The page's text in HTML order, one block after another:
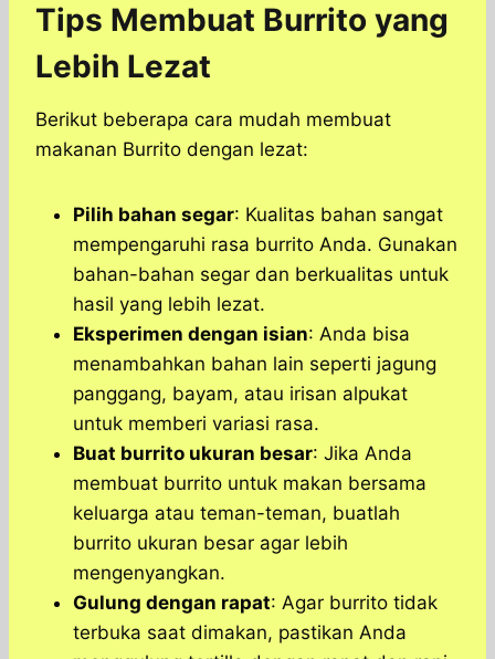
Tips Membuat Burrito yang
Lebih Lezat
Berikut beberapa cara mudah membuat
makanan Burrito dengan lezat:
Pilih bahan segar: Kualitas bahan sangat
mempengaruhi rasa burrito Anda. Gunakan
bahan-bahan segar dan berkualitas untuk
hasil yang lebih lezat.
Eksperimen dengan isian: Anda bisa
menambahkan bahan lain seperti jagung
panggang, bayam, atau irisan alpukat
untuk memberi variasi rasa.
Buat burrito ukuran besar: Jika Anda
membuat burrito untuk makan bersama
keluarga atau teman-teman, buatlah
burrito ukuran besar agar lebih
mengenyangkan.
Gulung dengan rapat: Agar burrito tidak
terbuka saat dimakan, pastikan Anda